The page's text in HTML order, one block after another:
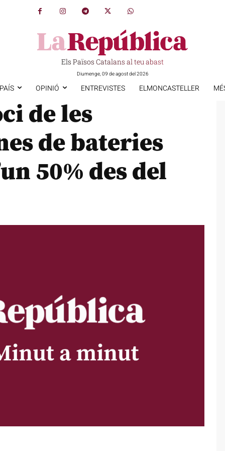
Els Països Catalans al teu abast
Diumenge, 09 de agost del 2026
OPINIÓ ENTREVISTES ELMONCASTELLER
de les
de bateries
50% des del